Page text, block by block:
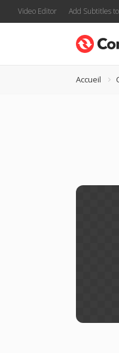
Video Editor Add Subtitles
Accueil